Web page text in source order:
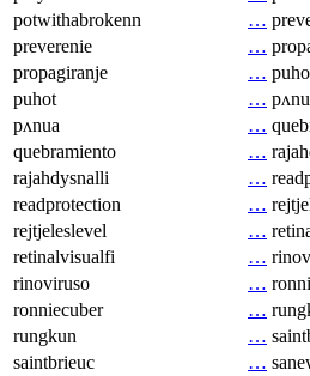
potwithabrokenn
…
preverenie
…
propagiranje
…
puhot
… pʌnu
pʌnua
…
quebramiento
…
rajahdysnalli
…
readprotection
…
rejtjeleslevel
…
retinalvisualfi
…
rinoviruso
…
ronniecuber
…
rungkun
…
saintbrieuc
…